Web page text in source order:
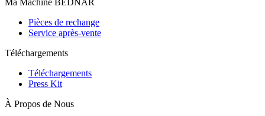
Ma Machine BEDNAR
Pièces de rechange
Service après-vente
Téléchargements
Téléchargements
Press Kit
À Propos de Nous